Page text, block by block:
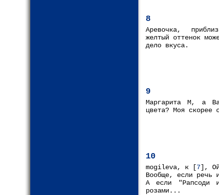
8
Аревочка,
желтый оттенок
дело вкуса.
9
Маргарита М, а
цвета? Моя скорее
10
mogileva, к [7],
Вообще, если речь
А если "Рапсоди
розами...